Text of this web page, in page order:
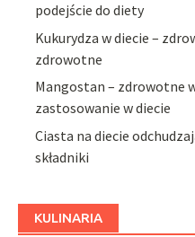
podejście do diety
Kukurydza w diecie –
zdrowotne
Mangostan – zdrowotne
zastosowanie w diecie
Ciasta na diecie
składniki
KULINARIA